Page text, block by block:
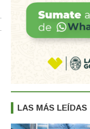
LAS MÁS LEÍDAS